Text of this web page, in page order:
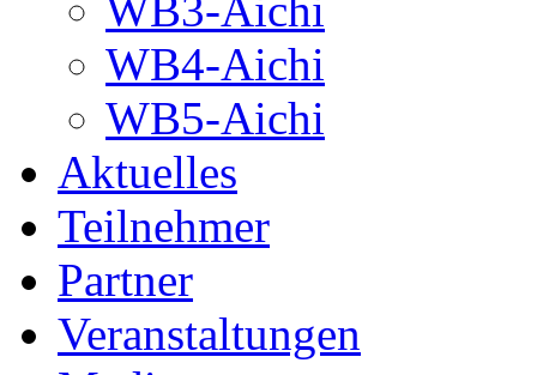
WB4-Aichi
WB5-Aichi
Aktuelles
Teilnehmer
Partner
Veranstaltungen